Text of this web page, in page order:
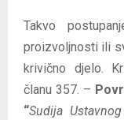
Takvo
proizvoljnosti ili
krivično djelo.
članu 357. –
“Sudija